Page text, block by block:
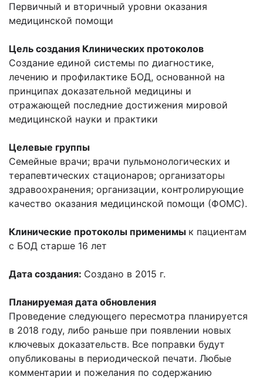
Первичный и вторичный уровни оказания
медицинской помощи
Цель создания Клинических протоколов
Создание единой системы по диагностике,
лечению и профилактике БОД, основанной на
принципах доказательной медицины и
отражающей последние достижения мировой
медицинской науки и практики
Целевые группы
Семейные врачи; врачи пульмонологических и
терапевтических стационаров; организаторы
здравоохранения; организации, контролирующие
качество оказания медицинской помощи (ФОМС).
Клинические протоколы применимы к пациентам
с БОД старше 16 лет
Дата создания: Создано в 2015 г.
Планируемая дата обновления
Проведение следующего пересмотра планируется
в 2018 году, либо раньше при появлении новых
ключевых доказательств. Все поправки будут
опубликованы в периодической печати. Любые
комментарии и пожелания по содержанию